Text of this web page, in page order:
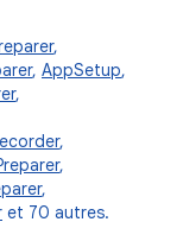
,
, AppSetup,
,
,
,
,
et 70 autres.